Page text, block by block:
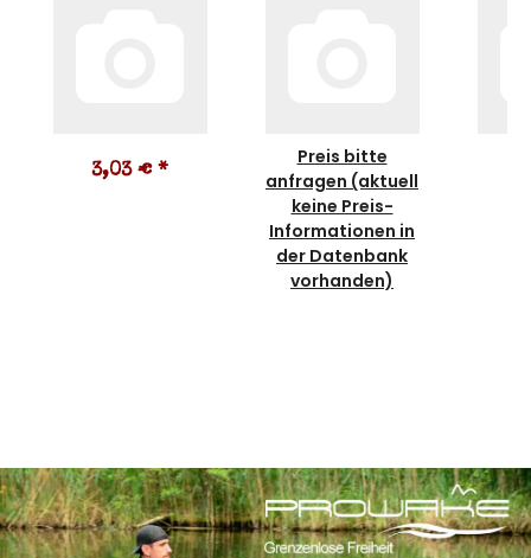
3,03 € *
Preis bitte
anfragen (aktuell
keine Preis-
Informationen in
der Datenbank
vorhanden)